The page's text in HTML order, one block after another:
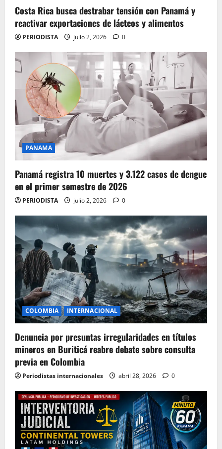
Costa Rica busca destrabar tensión con Panamá y
reactivar exportaciones de lácteos y alimentos
PERIODISTA julio 2, 2026 0
PANAMA
Panamá registra 10 muertes y 3.122 casos de dengue
en el primer semestre de 2026
PERIODISTA julio 2, 2026 0
COLOMBIA INTERNACIONAL
Denuncia por presuntas irregularidades en títulos
mineros en Buriticá reabre debate sobre consulta
previa en Colombia
Periodistas internacionales abril 28, 2026 0